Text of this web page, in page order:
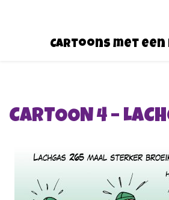
Cartoons met een
CARTOON 4 –